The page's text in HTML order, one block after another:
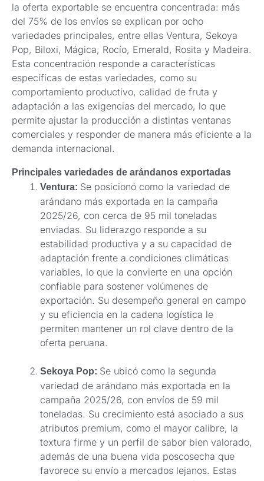
la oferta exportable se encuentra concentrada: más
del 75% de los envíos se explican por ocho
variedades principales, entre ellas Ventura, Sekoya
Pop, Biloxi, Mágica, Rocío, Emerald, Rosita y Madeira.
Esta concentración responde a características
específicas de estas variedades, como su
comportamiento productivo, calidad de fruta y
adaptación a las exigencias del mercado, lo que
permite ajustar la producción a distintas ventanas
comerciales y responder de manera más eficiente a la
demanda internacional.
Principales variedades de arándanos exportadas
Ventura: Se posicionó como la variedad de
arándano más exportada en la campaña
2025/26, con cerca de 95 mil toneladas
enviadas. Su liderazgo responde a su
estabilidad productiva y a su capacidad de
adaptación frente a condiciones climáticas
variables, lo que la convierte en una opción
confiable para sostener volúmenes de
exportación. Su desempeño general en campo
y su eficiencia en la cadena logística le
permiten mantener un rol clave dentro de la
oferta peruana.
Sekoya Pop: Se ubicó como la segunda
variedad de arándano más exportada en la
campaña 2025/26, con envíos de 59 mil
toneladas. Su crecimiento está asociado a sus
atributos premium, como el mayor calibre, la
textura firme y un perfil de sabor bien valorado,
además de una buena vida poscosecha que
favorece su envío a mercados lejanos. Estas